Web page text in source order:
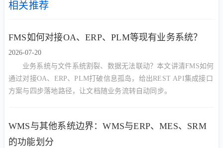
相关推荐
FMS如何对接OA、ERP、PLM等现有业务系统？
2026-07-20
业务系统与文件系统割裂、数据无法联动？本文讲清FMS如何
通过对接OA、ERP、PLM打破信息孤岛，给出REST API集成接口
方案与四步落地路径，让文档随业务流转自动同步。
WMS与其他系统边界：WMS与ERP、MES、SRM
的功能划分